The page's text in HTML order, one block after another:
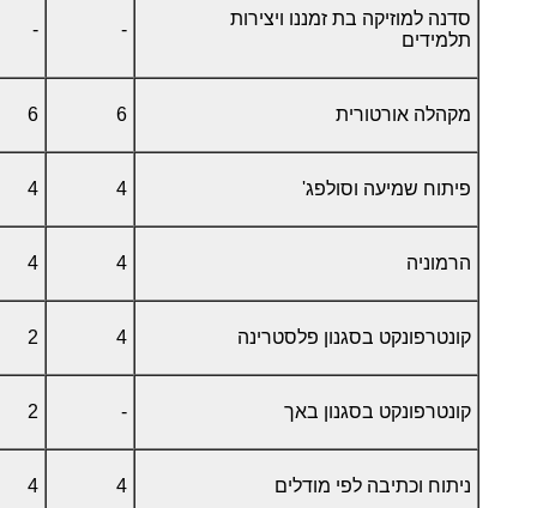
סדנה למוזיקה בת זמננו ויצירות
תלמידים
-
-
מקהלה אורטורית 6
6
פיתוח שמיעה וסולפג' 4
4
הרמוניה 4
4
קונטרפונקט בסגנון פלסטרינה 4
2
קונטרפונקט בסגנון באך -
2
ניתוח וכתיבה לפי מודלים 4
4